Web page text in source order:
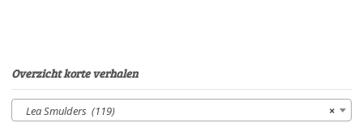
HerderSpeelduur:
06'38"
aantal
Overzicht korte verhalen
×
Lea Smulders (119)